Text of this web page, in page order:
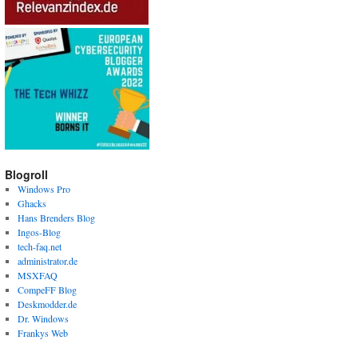
Blogroll
Windows Pro
Ghacks
Hans Brenders Blog
Ingos-Blog
tech-faq.net
administrator.de
MSXFAQ
CompeFF Blog
Deskmodder.de
Dr. Windows
Frankys Web